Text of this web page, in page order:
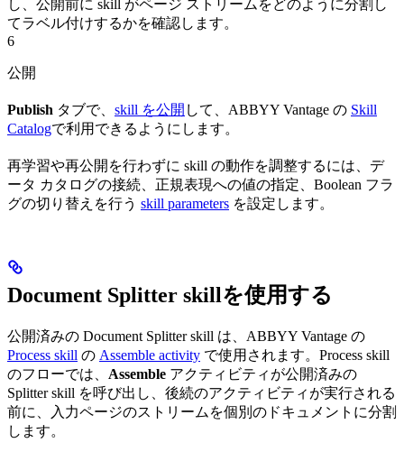
し、公開前に skill がページ ストリームをどのように分割し
てラベル付けするかを確認します。
6
公開
Publish タブで、 skill を公開 して、ABBYY Vantage の Skill
Catalogで利用できるようにします。
再学習や再公開を行わずに skill の動作を調整するには、デ
ータ カタログの接続、正規表現への値の指定、Boolean フラ
グの切り替えを行う skill parameters を設定します。
Document Splitter skillを使用する
公開済みの Document Splitter skill は、ABBYY Vantage の
Process skill の Assemble activity で使用されます。Process skill
のフローでは、 Assemble アクティビティが公開済みの
Splitter skill を呼び出し、後続のアクティビティが実行される
前に、入力ページのストリームを個別のドキュメントに分割
します。